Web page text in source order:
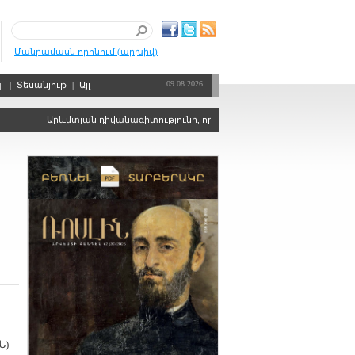
Մանրամասն որոնում (արխիվ)
| Տեսանյութ | Այլ 09.08.2026
Արևմտյան դիվանագիտությունը, որպես քաղաքական ճգնաժամերի